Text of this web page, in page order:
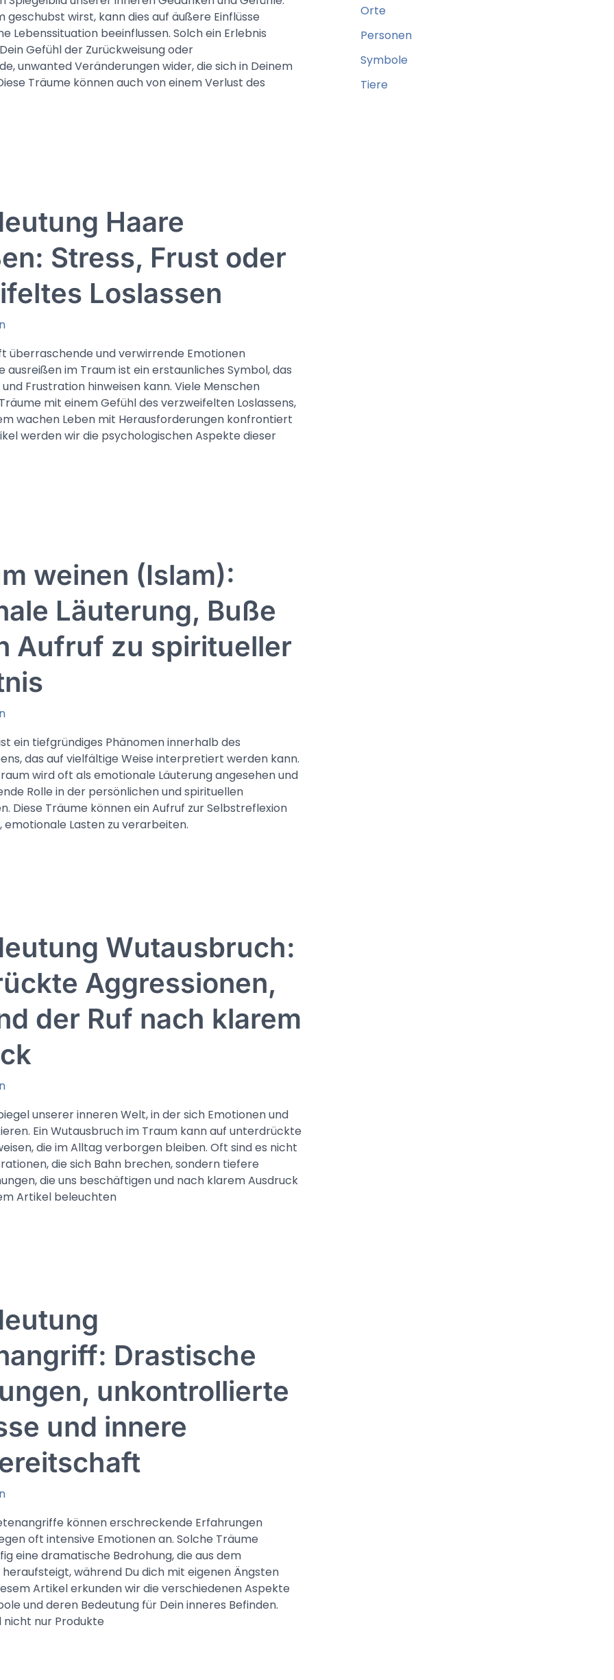
geschubst wirst, kann dies auf äußere Einflüsse
Lebenssituation beeinflussen. Solch ein Erlebnis
Gefühl der Zurückweisung oder
unwanted Veränderungen wider, die sich in Deinem
Träume können auch von einem Verlust des
Haare
Stress, Frust oder
Loslassen
überraschende und verwirrende Emotionen
ausreißen im Traum ist ein erstaunliches Symbol, das
Frustration hinweisen kann. Viele Menschen
mit einem Gefühl des verzweifelten Loslassens,
wachen Leben mit Herausforderungen konfrontiert
werden wir die psychologischen Aspekte dieser
weinen (Islam):
Läuterung, Buße
Aufruf zu spiritueller
ein tiefgründiges Phänomen innerhalb des
das auf vielfältige Weise interpretiert werden kann.
wird oft als emotionale Läuterung angesehen und
Rolle in der persönlichen und spirituellen
Diese Träume können ein Aufruf zur Selbstreflexion
emotionale Lasten zu verarbeiten.
Wutausbruch:
Aggressionen,
der Ruf nach klarem
unserer inneren Welt, in der sich Emotionen und
Ein Wutausbruch im Traum kann auf unterdrückte
die im Alltag verborgen bleiben. Oft sind es nicht
die sich Bahn brechen, sondern tiefere
die uns beschäftigen und nach klarem Ausdruck
Artikel beleuchten
Drastische
unkontrollierte
und innere
können erschreckende Erfahrungen
oft intensive Emotionen an. Solche Träume
eine dramatische Bedrohung, die aus dem
während Du dich mit eigenen Ängsten
Artikel erkunden wir die verschiedenen Aspekte
und deren Bedeutung für Dein inneres Befinden.
nicht nur Produkte
Orte
Personen
Symbole
Tiere